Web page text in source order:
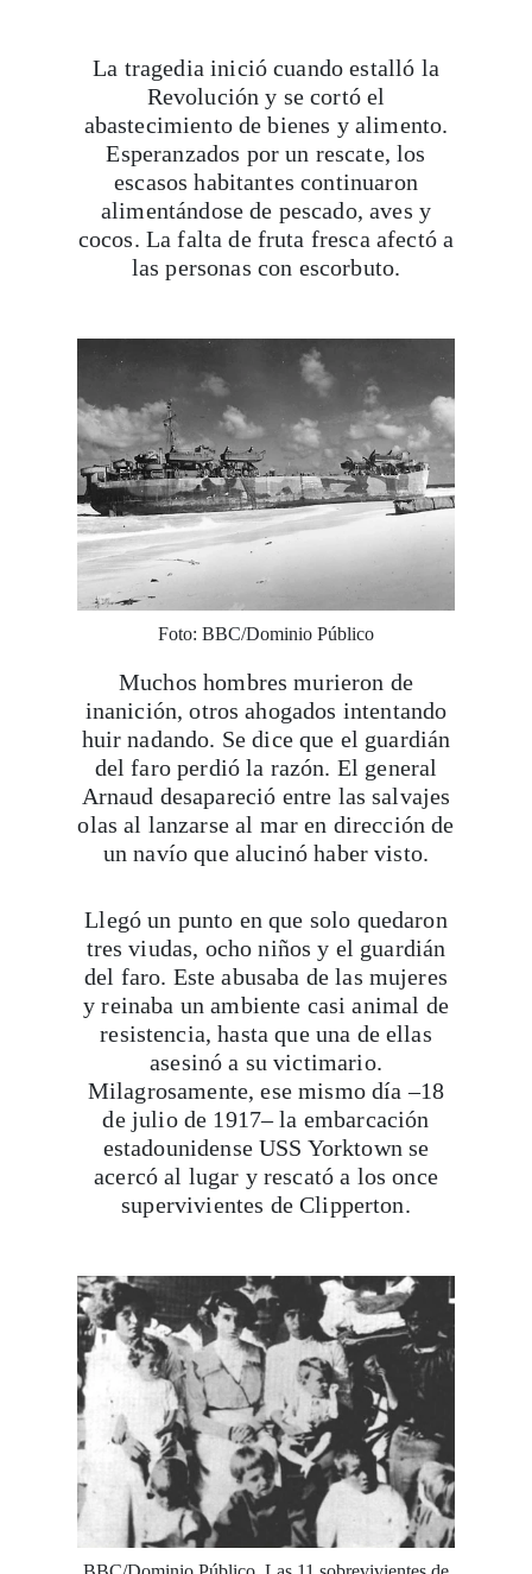
La tragedia inició cuando estalló la
Revolución y se cortó el
abastecimiento de bienes y alimento.
Esperanzados por un rescate, los
escasos habitantes continuaron
alimentándose de pescado, aves y
cocos. La falta de fruta fresca afectó a
las personas con escorbuto.
Foto: BBC/Dominio Público
Muchos hombres murieron de
inanición, otros ahogados intentando
huir nadando. Se dice que el guardián
del faro perdió la razón. El general
Arnaud desapareció entre las salvajes
olas al lanzarse al mar en dirección de
un navío que alucinó haber visto.
Llegó un punto en que solo quedaron
tres viudas, ocho niños y el guardián
del faro. Este abusaba de las mujeres
y reinaba un ambiente casi animal de
resistencia, hasta que una de ellas
asesinó a su victimario.
Milagrosamente, ese mismo día –18
de julio de 1917– la embarcación
estadounidense USS Yorktown se
acercó al lugar y rescató a los once
supervivientes de Clipperton.